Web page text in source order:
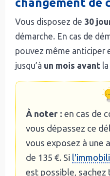
changement de
Vous disposez de 30
démarche. En cas de
pouvez même anticiper
jusqu’à un mois avant
À noter : en cas de
vous dépassez ce
vous exposez à une
de 135 €. Si
est possible,